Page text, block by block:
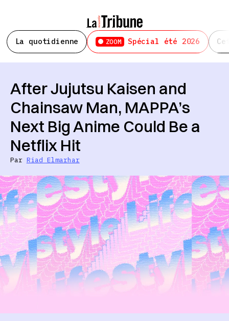
La quotidienne ZOOM Spécial été 2026
After Jujutsu Kaisen and
Chainsaw Man, MAPPA’s
Next Big Anime Could Be a
Netflix Hit
Par Riad Elmarhar